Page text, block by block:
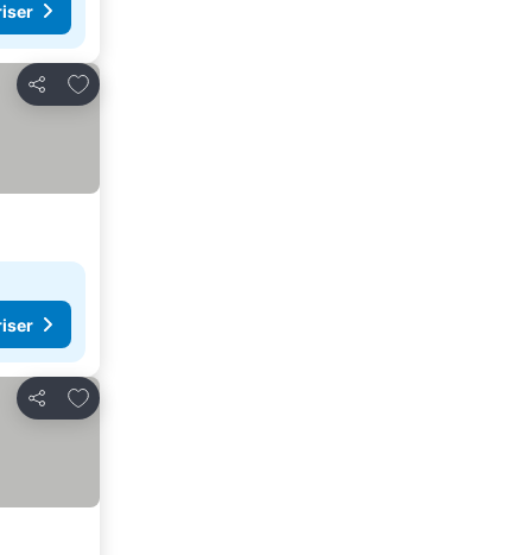
Del
Legg til i favoritter
Del
Legg til i favoritter